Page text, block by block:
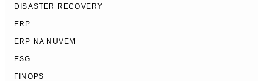
DISASTER RECOVERY
ERP
ERP NA NUVEM
ESG
FINOPS